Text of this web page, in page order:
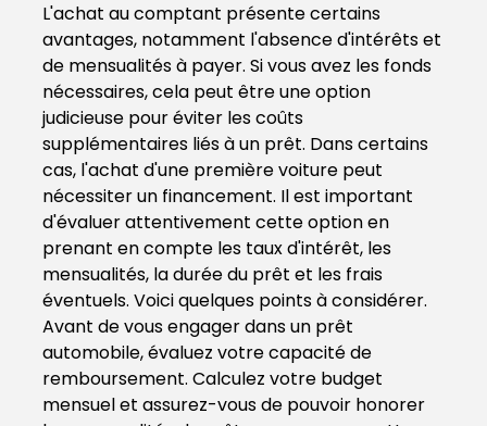
L'achat au comptant présente certains
avantages, notamment l'absence d'intérêts et
de mensualités à payer. Si vous avez les fonds
nécessaires, cela peut être une option
judicieuse pour éviter les coûts
supplémentaires liés à un prêt. Dans certains
cas, l'achat d'une première voiture peut
nécessiter un financement. Il est important
d'évaluer attentivement cette option en
prenant en compte les taux d'intérêt, les
mensualités, la durée du prêt et les frais
éventuels. Voici quelques points à considérer.
Avant de vous engager dans un prêt
automobile, évaluez votre capacité de
remboursement. Calculez votre budget
mensuel et assurez-vous de pouvoir honorer